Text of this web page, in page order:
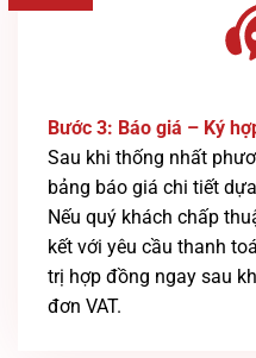
Bước 3: Báo giá – Ký
Sau khi thống nhất
bảng báo giá chi tiết
Nếu quý khách chấp
kết với yêu cầu thanh
trị hợp đồng ngay sau
đơn VAT.